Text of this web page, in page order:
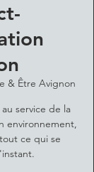
& Être Avignon
service de la
environnement,
ce qui se